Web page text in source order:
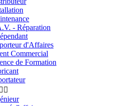
- Réparation
d'Affaires
Commercial
de Formation
 